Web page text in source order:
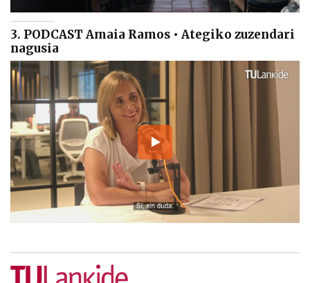
3. PODCAST Amaia Ramos • Ategiko zuzendari
nagusia